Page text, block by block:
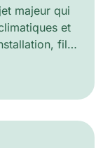
majeur qui
et
film
fossiles